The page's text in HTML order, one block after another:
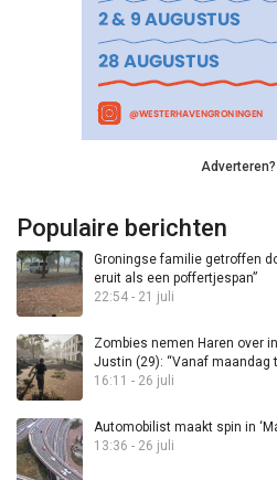
Adverteren?
Populaire berichten
Groningse familie getroffen
eruit als een poffertjespan”
22:54 - 21 juli
Zombies nemen Haren over
Justin (29): “Vanaf maandag
16:11 - 26 juli
Automobilist maakt spin in
13:36 - 26 juli